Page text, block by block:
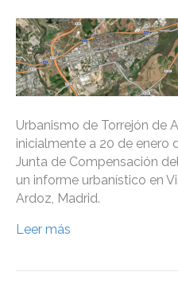
Urbanismo de Torrejón de
inicialmente a 20 de enero
Junta de Compensación
un informe urbanístico en
Ardoz, Madrid.
Leer más